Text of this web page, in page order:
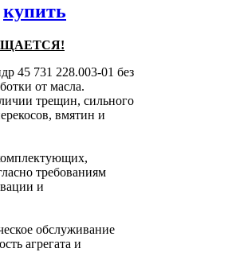
купить
45 731 228.003-01 без
от масла.
трещин, сильного
вмятин и
требованиям
и
обслуживание
агрегата и